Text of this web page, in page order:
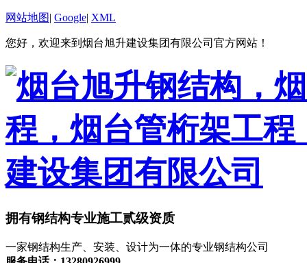
网站地图| Google| XML
您好，欢迎来到烟台旭升建设集团有限公司官方网站！
拥有钢结构专业施工贰级资质
一家钢结构生产、安装、设计为一体的专业钢结构公司